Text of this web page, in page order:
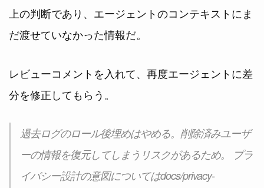
上の判断であり、エージェントのコンテキストにま
だ渡せていなかった情報だ。
レビューコメントを入れて、再度エージェントに差
分を修正してもらう。
過去ログのロール後埋めはやめる。削除済みユーザ
ーの情報を復元してしまうリスクがあるため。 プラ
イバシー設計の意図についてはdocs/privacy-